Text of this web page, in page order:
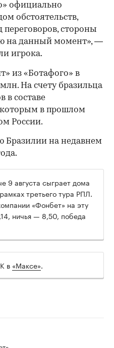
официально
обстоятельств,
стороны
на данный момент», —
игрока.
из «Ботафого» в
На счету бразильца
в составе
которым в прошлом
России.
Бразилии на недавнем
9 августа сыграет дома
третьего тура РПЛ.
«Фонбет» на эту
ничья — 8,50, победа
в «Максе».